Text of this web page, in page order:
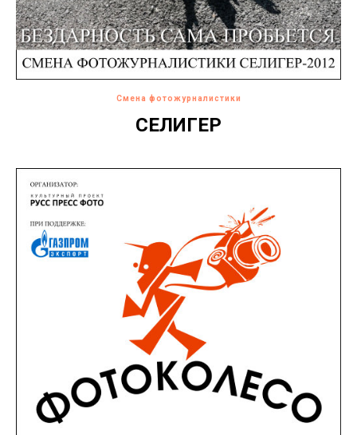
Смена фотожурналистики
СЕЛИГЕР